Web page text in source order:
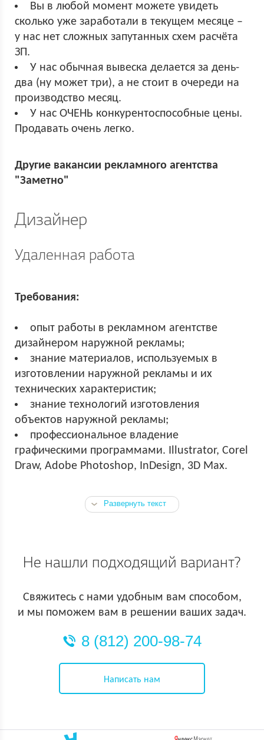
Вы в любой момент можете увидеть
сколько уже заработали в текущем месяце –
у нас нет сложных запутанных схем расчёта
ЗП.
У нас обычная вывеска делается за день-
два (ну может три), а не стоит в очереди на
производство месяц.
У нас ОЧЕНЬ конкурентоспособные цены.
Продавать очень легко.
Другие вакансии рекламного агентства
"Заметно"
Дизайнер
Удаленная работа
Требования:
опыт работы в рекламном агентстве
дизайнером наружной рекламы;
знание материалов, используемых в
изготовлении наружной рекламы и их
технических характеристик;
знание технологий изготовления
объектов наружной рекламы;
профессиональное владение
графическими программами. Illustrator, Corel
Draw, Adobe Photoshop, InDesign, 3D Max.
Развернуть текст
Не нашли подходящий вариант?
Свяжитесь с нами удобным вам способом,
и мы поможем вам в решении ваших задач.
8 (812) 200-98-74
Написать нам